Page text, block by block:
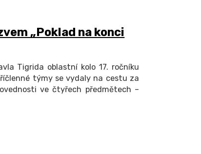
„Poklad na konci
Tigrida oblastní kolo 17. ročníku
týmy se vydaly na cestu za
ve čtyřech předmětech –